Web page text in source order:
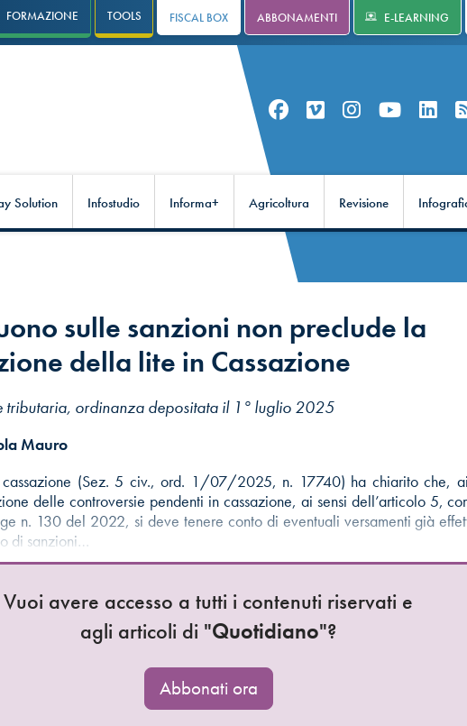
FORMAZIONE TOOLS FISCAL BOX ABBONAMENTI E-LEARNING
Solution Infostudio Informa+ Agricoltura Revisione
sulle sanzioni non preclude la
della lite in Cassazione
tributaria, ordinanza depositata il 1° luglio 2025
Mauro
(Sez. 5 civ., ord. 1/07/2025, n. 17740) ha chiarito che,
delle controversie pendenti in cassazione, ai sensi dell’articolo 5,
n. 130 del 2022, si deve tenere conto di eventuali versamenti già
di sanzioni…
Vuoi avere accesso a tutti i contenuti riservati e
agli articoli di "Quotidiano"?
Abbonati ora